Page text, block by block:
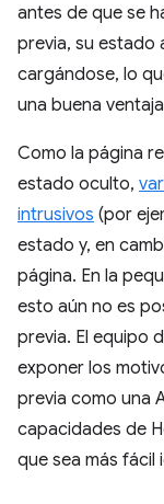
antes de que se
previa, su estado
cargándose, lo
una buena
Como la página
estado oculto,
intrusivos (por
estado y, en
página. En la
esto aún no es
previa. El equipo
exponer los
previa como una
capacidades de
que sea más